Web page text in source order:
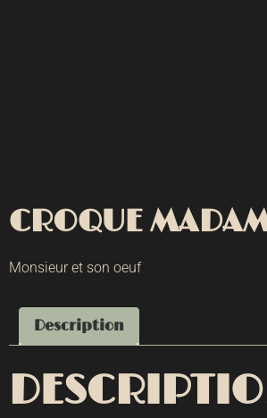
CROQUE
Monsieur et son oeuf
Description